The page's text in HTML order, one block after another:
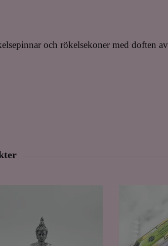
och rökelsekoner med doften